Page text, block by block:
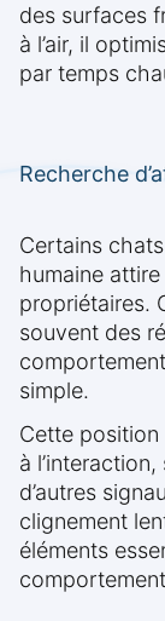
des surfaces
à l’air, il
par temps
Recherche
Certains
humaine
propriétaires.
souvent des
simple.
Cette position
à
d’autres
clignement
éléments